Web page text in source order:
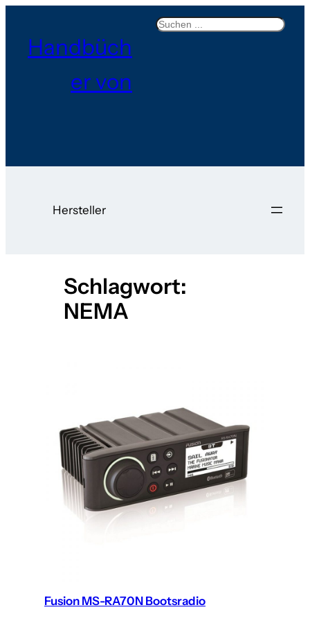
springen
Search
Handbüch
er von
Hersteller
Schlagwort:
NEMA
Fusion MS-RA70N Bootsradio